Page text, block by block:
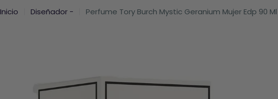
Inicio Diseñador - Perfume Tory Burch Mystic Geranium Mujer Edp 90 Ml